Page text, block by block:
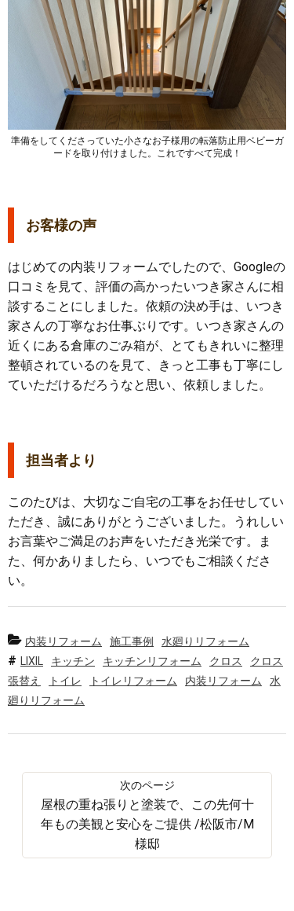
準備をしてくださっていた小さなお子様用の転落防止用ベビーガ
ードを取り付けました。これですべて完成！
お客様の声
はじめての内装リフォームでしたので、Googleの
口コミを見て、評価の高かったいつき家さんに相
談することにしました。依頼の決め手は、いつき
家さんの丁寧なお仕事ぶりです。いつき家さんの
近くにある倉庫のごみ箱が、とてもきれいに整理
整頓されているのを見て、きっと工事も丁寧にし
ていただけるだろうなと思い、依頼しました。
担当者より
このたびは、大切なご自宅の工事をお任せしてい
ただき、誠にありがとうございました。うれしい
お言葉やご満足のお声をいただき光栄です。ま
た、何かありましたら、いつでもご相談くださ
い。
内装リフォーム 施工事例
水廻りリフォーム
LIXIL
キッチン キッチンリフォーム クロス
クロス
張替え
トイレ トイレリフォーム 内装リフォーム
水
廻りリフォーム
屋根の重ね張りと塗装で、この先何十
年もの美観と安心をご提供 /松阪市/M
様邸